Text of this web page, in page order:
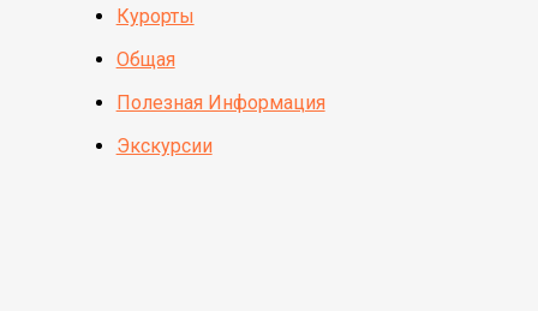
Курорты
Общая
Полезная Информация
Экскурсии